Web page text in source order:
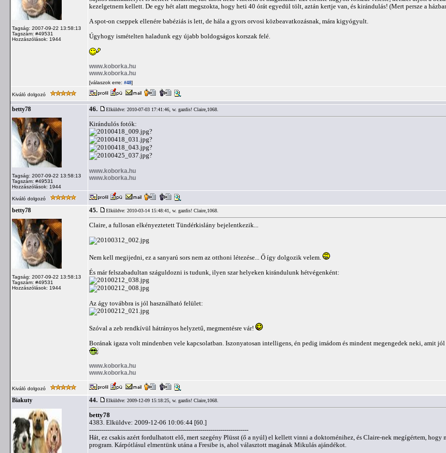
Tagság: 2007-09-22 13:58:13
Tagszám: #49531
Hozzászólások: 1944
kezelgetnem kellett. De egy hét alatt megszokta, hogy heti 40 órát egyedül tölt, aztán kertje van, és kirándulás! (Mert persze a
A spot-on cseppek ellenére babéziás is lett, de hála a gyors orvosi közbeavatkozásnak, mára kigyógyult.
Úgyhogy ismételten haladunk egy újabb boldogságos korszak felé.
www.koborka.hu
www.koborka.hu
[válaszok erre: #48]
Kiváló dolgozó
betty78
Tagság: 2007-09-22 13:58:13
Tagszám: #49531
Hozzászólások: 1944
46. Elküldve: 2010-07-03 17:41:46, w. gazdis! Claire,1068.
Kirándulós fotók:
?
?
?
?
www.koborka.hu
www.koborka.hu
Kiváló dolgozó
betty78
Tagság: 2007-09-22 13:58:13
Tagszám: #49531
Hozzászólások: 1944
45. Elküldve: 2010-03-14 15:48:41, w. gazdis! Claire,1068.
Claire, a fullosan elkényeztetett Tündérkislány bejelentkezik...
Nem kell megijedni, ez a sanyarú sors nem az otthoni létezése... Ő így dolgozik velem.
És már felszabadultan száguldozni is tudunk, ilyen szar helyeken kirándulunk hétvégenként:
Az ágy továbbra is jól használható felület:
Szóval a zeb rendkívül hátrányos helyzetű, megmentésre vár!
Borának igaza volt mindenben vele kapcsolatban. Iszonyatosan intelligens, én pedig imádom és mindent megengedek neki, amit
www.koborka.hu
www.koborka.hu
Kiváló dolgozó
Biakuty 44. Elküldve: 2009-12-09 15:18:25, w. gazdis! Claire,1068.
betty78
4383. Elküldve: 2009-12-06 10:06:44 [60.]
--------------------------------------------------------------------------------
Hát, ez csakis azért fordulhatott elő, mert szegény Plüsst (ő a nyúl) el kellett vinni a doktornénihez, és Claire-nek megígértem,
program. Kárpótlásul elmentünk utána a Fresibe is, ahol választott magának Mikulás ajándékot.